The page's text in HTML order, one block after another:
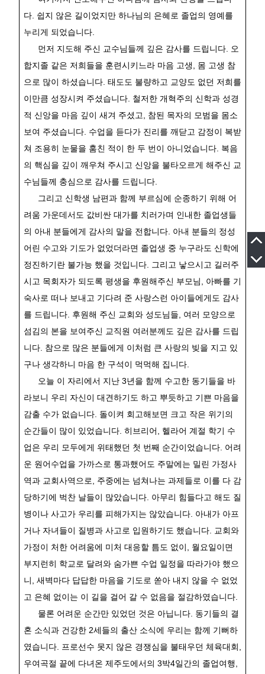
다. 쉽지 않은 길이었지만 하나님의 은혜로 졸업의 영예를
누리게 되었습니다.
먼저 지도해 주신 교수님들께 깊은 감사를 드립니다.
오
합지졸 같은 저희들을 훈련시키느라 마음 고생
몸 고생 참
으로 많이 하셨습니다. 태도도 불량하고 교양도 없던 저희를
이만큼 성장시켜 주셨습니다. 철저한 개혁주의 신학과 성경
적 신앙을 마음 깊이 새겨 주셨고
참된 목자의 모범을 몸소
보여 주셨습니다. 수업을 듣다가 진리를 깨닫고 감정이 복받
쳐 조용히 눈물을 훔친 적이 한 두 번이 아니었습니다. 복음
의 핵심을 깊이 깨우쳐 주시고 신앙을 불타오르게 해주신 교
수님들께 충심으로 감사를 드립니다.
그리고 신학생 남편과 함께 부르심에 순종하기 위해 어
려움 가운데서도 값비싼 대가를 치러가며 인내한 졸업생들
의 아내 분들에게 감사의 말을 전합니다. 아내 분들의 정성
어린 수고와 기도가 없었더라면 졸업생 중 누구라도 신학에
정진하기란 불가능 했을 것입니다.
그리고 낳으시고 길러주
시고 목회자가 되도록 평생을 후원해주신 부모님
아빠를 기
숙사로 떠나 보내고 기다려 준 사랑스런 아이들에게도 감사
를 드립니다. 후원해 주신 교회와 성도님들
여러 모양으로
섬김의 본을 보여주신 교직원 여러분께도 깊은 감사를 드립
니다. 참으로 많은 분들에게 이처럼 큰 사랑의 빚을 지고 있
구나 생각하니 마음 한 구석이 먹먹해 집니다.
오늘 이 자리에서 지난 3년을 함께 수고한 동기들을 바
라보니 우리 자신이 대견하기도 하고 뿌듯하고 기쁜 마음을
감출 수가 없습니다. 돌이켜 회고해보면 크고 작은 위기의
순간들이 많이 있었습니다. 히브리어
헬라어 계절 학기 수
업은 우리 모두에게 위태했던 첫 번째 순간이었습니다. 어려
운 원어수업을 가까스로 통과했어도 주말에는 밀린 가정사
역과 교회사역으로
주중에는 넘쳐나는 과제들로 이를 다 감
당하기에 벅찬 날들이 많았습니다. 아무리 힘들다고 해도 질
병이나 사고가 우리를 피해가지는 않았습니다. 아내가 아프
거나 자녀들이 질병과 사고로 입원하기도 했습니다.
교회와
가정이 처한 어려움에 미처 대응할 틈도 없이
월요일이면
부지런히 학교로 달려와 숨가쁜 수업 일정을 따라가야 했으
니
새벽마다 답답한 마음을 기도로 쏟아 내지 않을 수 없었
고 은혜 없이는 이 길을 걸어 갈 수 없음을 절감하였습니다.
물론 어려운 순간만 있었던 것은 아닙니다. 동기들의 결
혼 소식과 건강한 2세들의 출산 소식에 우리는 함께 기뻐하
였습니다. 프로선수 못지 않은 경쟁심을 불태우던 체육대회
우여곡절 끝에 다녀온 제주도에서의 3박4일간의 졸업여행